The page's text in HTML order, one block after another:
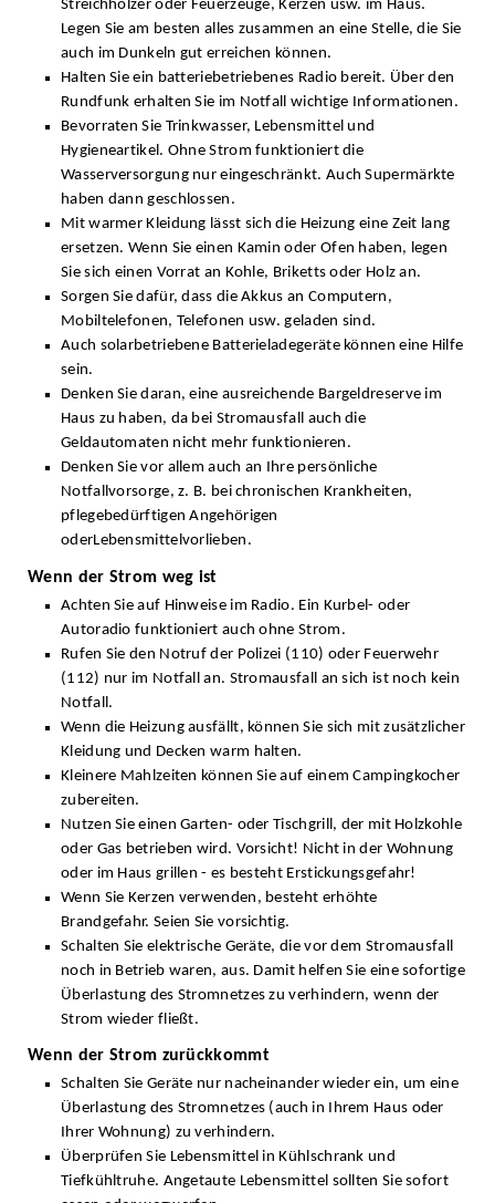
Streichhölzer oder Feuerzeuge, Kerzen usw. im Haus.
Legen Sie am besten alles zusammen an eine Stelle, die Sie
auch im Dunkeln gut erreichen können.
Halten Sie ein batteriebetriebenes Radio bereit. Über den
Rundfunk erhalten Sie im Notfall wichtige Informationen.
Bevorraten Sie Trinkwasser, Lebensmittel und
Hygieneartikel. Ohne Strom funktioniert die
Wasserversorgung nur eingeschränkt. Auch Supermärkte
haben dann geschlossen.
Mit warmer Kleidung lässt sich die Heizung eine Zeit lang
ersetzen. Wenn Sie einen Kamin oder Ofen haben, legen
Sie sich einen Vorrat an Kohle, Briketts oder Holz an.
Sorgen Sie dafür, dass die Akkus an Computern,
Mobiltelefonen, Telefonen usw. geladen sind.
Auch solarbetriebene Batterieladegeräte können eine Hilfe
sein.
Denken Sie daran, eine ausreichende Bargeldreserve im
Haus zu haben, da bei Stromausfall auch die
Geldautomaten nicht mehr funktionieren.
Denken Sie vor allem auch an Ihre persönliche
Notfallvorsorge, z. B. bei chronischen Krankheiten,
pflegebedürftigen Angehörigen
oderLebensmittelvorlieben.
Wenn der Strom weg ist
Achten Sie auf Hinweise im Radio. Ein Kurbel- oder
Autoradio funktioniert auch ohne Strom.
Rufen Sie den Notruf der Polizei (110) oder Feuerwehr
(112) nur im Notfall an. Stromausfall an sich ist noch kein
Notfall.
Wenn die Heizung ausfällt, können Sie sich mit zusätzlicher
Kleidung und Decken warm halten.
Kleinere Mahlzeiten können Sie auf einem Campingkocher
zubereiten.
Nutzen Sie einen Garten- oder Tischgrill, der mit Holzkohle
oder Gas betrieben wird. Vorsicht! Nicht in der Wohnung
oder im Haus grillen - es besteht Erstickungsgefahr!
Wenn Sie Kerzen verwenden, besteht erhöhte
Brandgefahr. Seien Sie vorsichtig.
Schalten Sie elektrische Geräte, die vor dem Stromausfall
noch in Betrieb waren, aus. Damit helfen Sie eine sofortige
Überlastung des Stromnetzes zu verhindern, wenn der
Strom wieder fließt.
Wenn der Strom zurückkommt
Schalten Sie Geräte nur nacheinander wieder ein, um eine
Überlastung des Stromnetzes (auch in Ihrem Haus oder
Ihrer Wohnung) zu verhindern.
Überprüfen Sie Lebensmittel in Kühlschrank und
Tiefkühltruhe. Angetaute Lebensmittel sollten Sie sofort